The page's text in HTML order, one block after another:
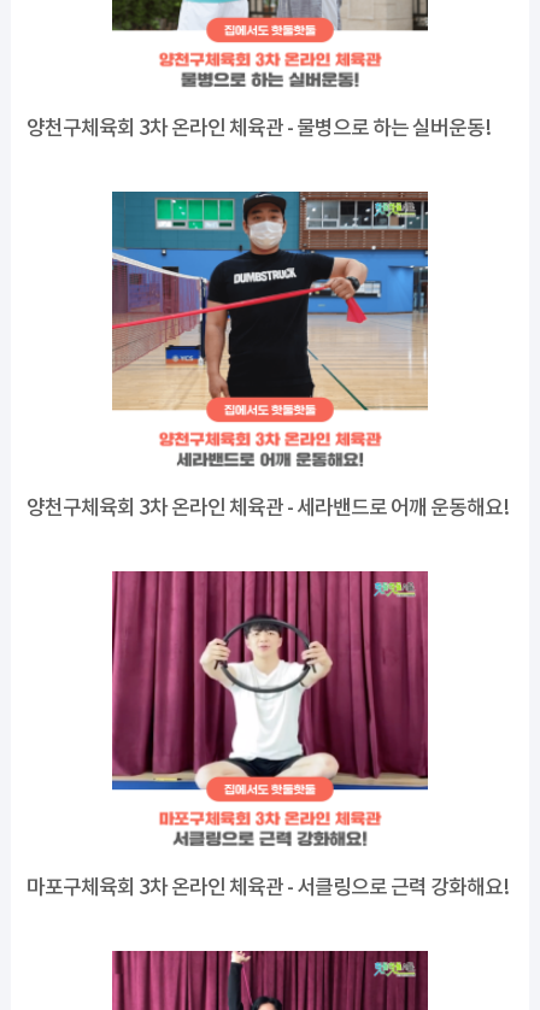
양천구체육회 3차 온라인 체육관 - 물병으로 하는 실버운동!
양천구체육회 3차 온라인 체육관 - 세라밴드로 어깨 운동해요!
마포구체육회 3차 온라인 체육관 - 서클링으로 근력 강화해요!